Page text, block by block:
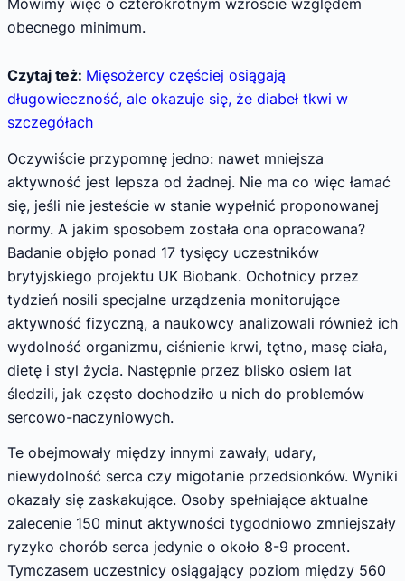
obecnego minimum.
Czytaj też: Mięsożercy częściej osiągają
długowieczność, ale okazuje się, że diabeł tkwi w
szczegółach
Oczywiście przypomnę jedno: nawet mniejsza
aktywność jest lepsza od żadnej. Nie ma co więc łamać
się, jeśli nie jesteście w stanie wypełnić proponowanej
normy. A jakim sposobem została ona opracowana?
Badanie objęło ponad 17 tysięcy uczestników
brytyjskiego projektu UK Biobank. Ochotnicy przez
tydzień nosili specjalne urządzenia monitorujące
aktywność fizyczną, a naukowcy analizowali również ich
wydolność organizmu, ciśnienie krwi, tętno, masę ciała,
dietę i styl życia. Następnie przez blisko osiem lat
śledzili, jak często dochodziło u nich do problemów
sercowo-naczyniowych.
Te obejmowały między innymi zawały, udary,
niewydolność serca czy migotanie przedsionków. Wyniki
okazały się zaskakujące. Osoby spełniające aktualne
zalecenie 150 minut aktywności tygodniowo zmniejszały
ryzyko chorób serca jedynie o około 8-9 procent.
Tymczasem uczestnicy osiągający poziom między 560